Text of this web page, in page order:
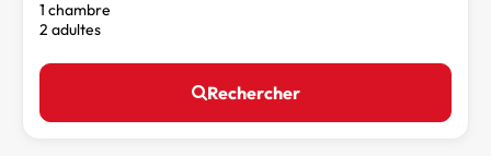
1 chambre
2 adultes
Rechercher